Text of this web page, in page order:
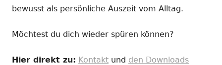
bewusst als persönliche Auszeit vom Alltag.
Möchtest du dich wieder spüren können?
Hier direkt zu: Kontakt und den Downloads